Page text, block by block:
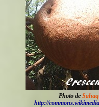
Photo de
http://